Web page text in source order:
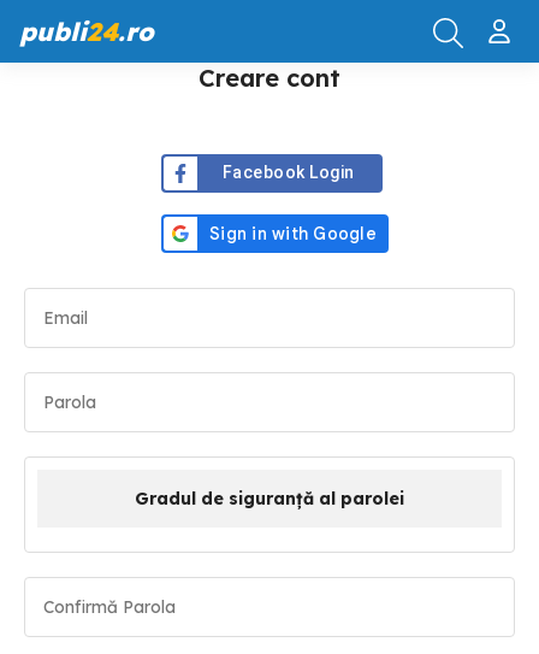
publi24.ro
Creare cont
Facebook Login
Gradul de siguranță al parolei